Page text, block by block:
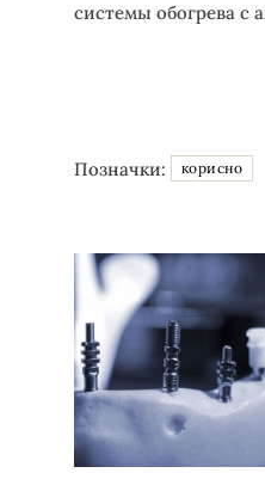
системы обогрева с
Позначки: корисно